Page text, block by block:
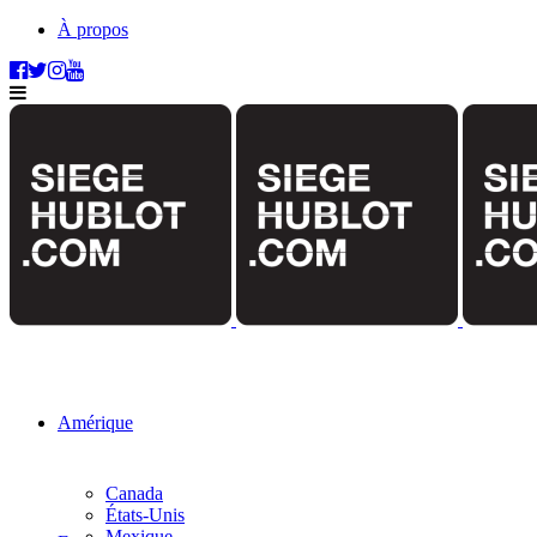
À propos
Amérique
Canada
États-Unis